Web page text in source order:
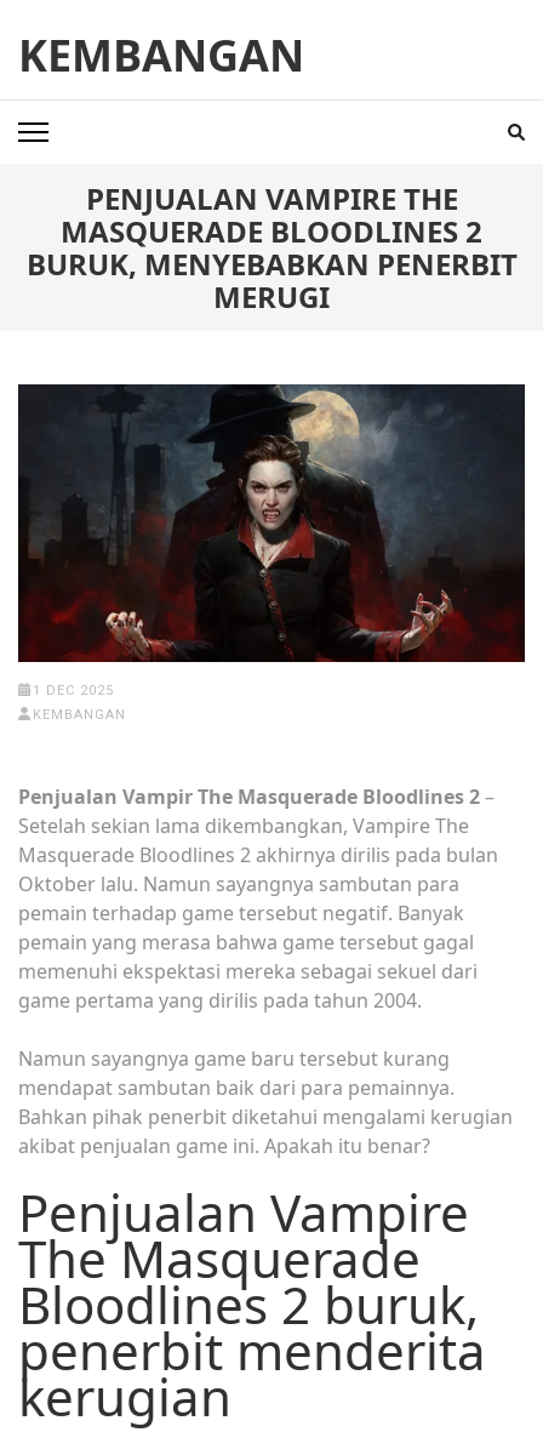
content
(Press
Enter)
KEMBANGAN
PENJUALAN VAMPIRE THE
MASQUERADE BLOODLINES 2
BURUK, MENYEBABKAN PENERBIT
MERUGI
1 DEC 2025
KEMBANGAN
Penjualan Vampir The Masquerade Bloodlines 2–
Setelah sekian lama dikembangkan, Vampire The
Masquerade Bloodlines 2 akhirnya dirilis pada bulan
Oktober lalu. Namun sayangnya sambutan para
pemain terhadap game tersebut negatif. Banyak
pemain yang merasa bahwa game tersebut gagal
memenuhi ekspektasi mereka sebagai sekuel dari
game pertama yang dirilis pada tahun 2004.
Namun sayangnya game baru tersebut kurang
mendapat sambutan baik dari para pemainnya.
Bahkan pihak penerbit diketahui mengalami kerugian
akibat penjualan game ini. Apakah itu benar?
Penjualan Vampire
The Masquerade
Bloodlines 2 buruk,
penerbit menderita
kerugian